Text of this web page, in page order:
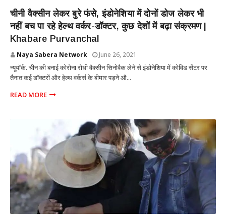
चीनी वैक्सीन लेकर बुरे फंसे, इंडोनेशिया में दोनों डोज लेकर भी
नहीं बच पा रहे हेल्थ वर्कर-डॉक्टर, कुछ देशों में बढ़ा संक्रमण |
Khabare Purvanchal
Naya Sabera Network June 26, 2021
न्यूयॉर्क. चीन की बनाई कोरोना रोधी वैक्सीन सिनोवैक लेने से इंडोनेशिया में कोविड सेंटर पर
तैनात कई डॉक्टरों और हेल्थ वर्कर्स के बीमार पड़ने औ...
READ MORE